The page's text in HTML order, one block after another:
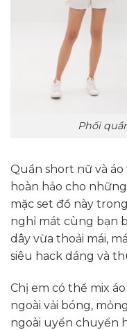
Phối
Quần short nữ và
hoàn hảo cho
mặc set đồ này
nghỉ mát cùng bạn
dây vừa thoải mái,
siêu hack dáng và
Chị em có thể mix
ngoài vải bóng,
ngoài uyển chuyển